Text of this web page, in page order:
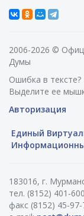
2006-2026 ©
Думы
Ошибка в тексте?
Выделите ее
Авторизация
Единый
183016, г.
тел. (8152) 401-
факс (8152) 45-97-